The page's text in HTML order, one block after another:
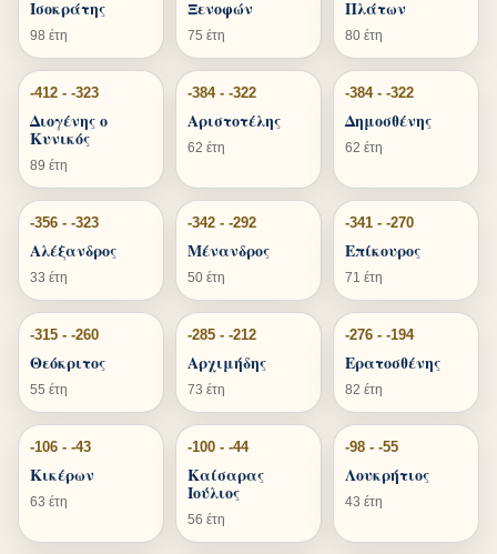
Ισοκράτης
98 έτη
Ξενοφών
75 έτη
Πλάτων
80 έτη
-412 - -323
Διογένης ο
Κυνικός
89 έτη
-384 - -322
Αριστοτέλης
62 έτη
-384 - -322
Δημοσθένης
62 έτη
-356 - -323
Αλέξανδρος
33 έτη
-342 - -292
Μένανδρος
50 έτη
-341 - -270
Επίκουρος
71 έτη
-315 - -260
Θεόκριτος
55 έτη
-285 - -212
Αρχιμήδης
73 έτη
-276 - -194
Ερατοσθένης
82 έτη
-106 - -43
Κικέρων
63 έτη
-100 - -44
Καίσαρας
Ιούλιος
56 έτη
-98 - -55
Λουκρήτιος
43 έτη